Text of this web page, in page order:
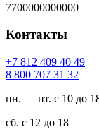
7700000000000
Контакты
94 04 904 218 7+
23 13 707 008 8
пн. — пт. с 10 до
сб. с 12 до 18